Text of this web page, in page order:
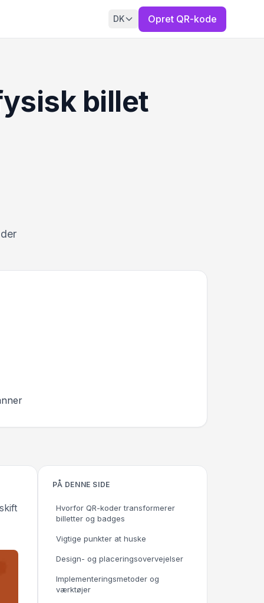
DK Opret QR-kode
billet
PÅ DENNE SIDE
Hvorfor QR-koder transformerer
billetter og badges
Vigtige punkter at huske
Design- og placeringsovervejelser
Implementeringsmetoder og
værktøjer